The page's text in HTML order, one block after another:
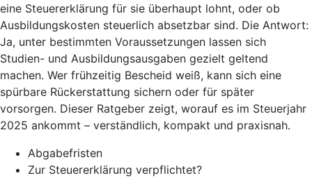
eine Steuererklärung für sie überhaupt lohnt, oder ob
Ausbildungskosten steuerlich absetzbar sind. Die Antwort:
Ja, unter bestimmten Voraussetzungen lassen sich
Studien- und Ausbildungsausgaben gezielt geltend
machen. Wer frühzeitig Bescheid weiß, kann sich eine
spürbare Rückerstattung sichern oder für später
vorsorgen. Dieser Ratgeber zeigt, worauf es im Steuerjahr
2025 ankommt – verständlich, kompakt und praxisnah.
Abgabefristen
Zur Steuererklärung verpflichtet?